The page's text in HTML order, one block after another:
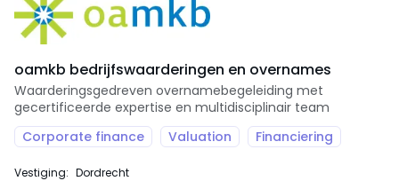
oamkb bedrijfswaarderingen en overnames
Waarderingsgedreven overnamebegeleiding met
gecertificeerde expertise en multidisciplinair team
Corporate finance
Valuation Financiering
Vestiging: Dordrecht